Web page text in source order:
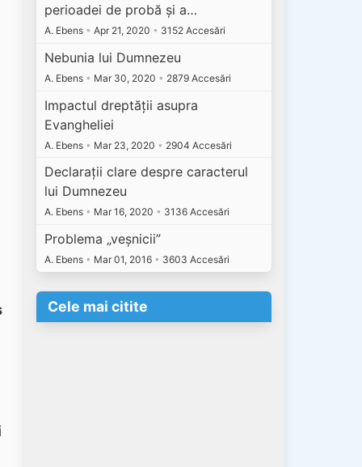
perioadei de probă și a…
A. Ebens • Apr 21, 2020 • 3152 Accesări
Nebunia lui Dumnezeu
A. Ebens • Mar 30, 2020 • 2879 Accesări
Impactul dreptății asupra
Evangheliei
A. Ebens • Mar 23, 2020 • 2904 Accesări
Declarații clare despre caracterul
lui Dumnezeu
A. Ebens • Mar 16, 2020 • 3136 Accesări
Problema „veșnicii”
A. Ebens • Mar 01, 2016 • 3603 Accesări
Cele mai citite